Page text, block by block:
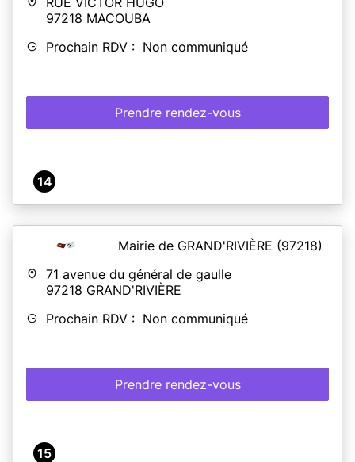
97218 MACOUBA
Prochain RDV : Non communiqué
Prendre rendez-vous
14
Mairie de GRAND'RIVIÈRE (97218)
71 avenue du général de gaulle
97218 GRAND'RIVIÈRE
Prochain RDV : Non communiqué
Prendre rendez-vous
15